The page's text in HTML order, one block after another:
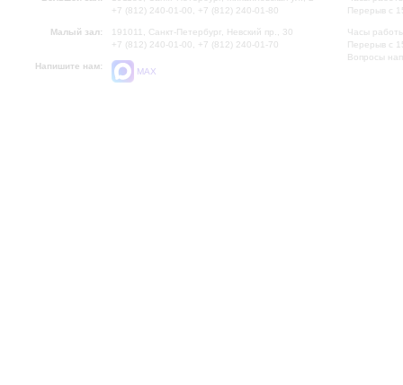
+7 (812) 240-01-00, +7 (812) 240-01-80
Малый зал:
191011, Санкт-Петербург, Невский пр., 30
+7 (812) 240-01-00, +7 (812) 240-01-70
Напишите нам:
MAX
Перерыв с
Часы
Перерыв с
Вопросы